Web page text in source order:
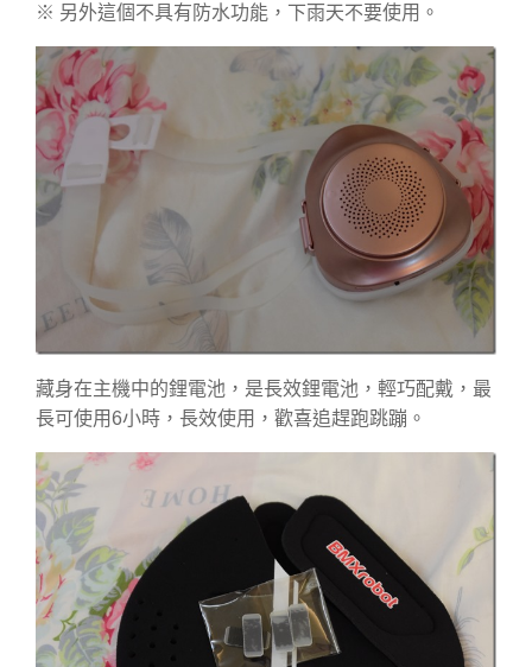
※ 另外這個不具有防水功能，下雨天不要使用。
藏身在主機中的鋰電池，是長效鋰電池，輕巧配戴，最
長可使用6小時，長效使用，歡喜追趕跑跳蹦。